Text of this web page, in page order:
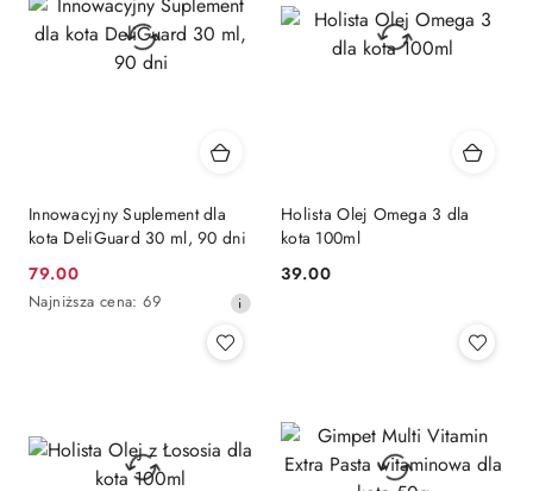
Innowacyjny Suplement dla
kota DeliGuard 30 ml, 90 dni
Cena
promocyjna:
79.00
Najniższa
Najniższa cena: 69
Holista Olej Omega 3 dla
kota 100ml
Cena:
39.00